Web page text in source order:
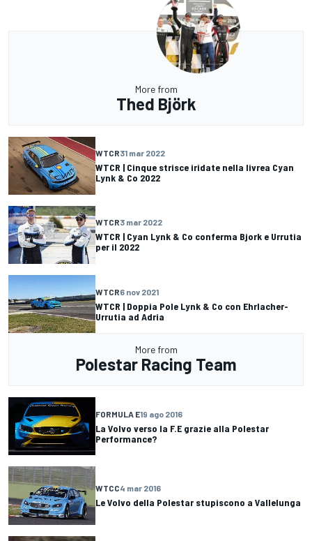
More from
Thed Björk
WTCR31 mar 2022
WTCR | Cinque strisce iridate nella livrea Cyan
Lynk & Co 2022
WTCR3 mar 2022
WTCR | Cyan Lynk & Co conferma Bjork e Urrutia
per il 2022
WTCR6 nov 2021
WTCR | Doppia Pole Lynk & Co con Ehrlacher-
Urrutia ad Adria
More from
Polestar Racing Team
FORMULA E19 ago 2016
La Volvo verso la F.E grazie alla Polestar
Performance?
WTCC4 mar 2016
Le Volvo della Polestar stupiscono a Vallelunga